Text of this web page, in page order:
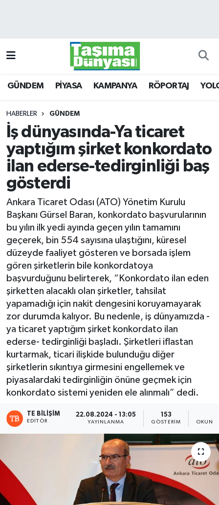
GÜNDEM PİYASA KAMPANYA RÖPORTAJ
HABERLER GÜNDEM
İş dünyasında-Ya ticaret
yaptığım şirket konkordato
ilan ederse-tedirginliği baş
gösterdi
Ankara Ticaret Odası (ATO) Yönetim Kurulu
Başkanı Gürsel Baran, konkordato başvurularının
bu yılın ilk yedi ayında geçen yılın tamamını
geçerek, bin 554 sayısına ulaştığını, küresel
düzeyde faaliyet gösteren ve borsada işlem
gören şirketlerin bile konkordatoya
başvurduğunu belirterek, “Konkordato ilan eden
şirketten alacaklı olan şirketler, tahsilat
yapamadığı için nakit dengesini koruyamayarak
zor durumda kalıyor. Bu nedenle, iş dünyamızda -
ya ticaret yaptığım şirket konkordato ilan
ederse- tedirginliği başladı. Şirketleri iflastan
kurtarmak, ticari ilişkide bulunduğu diğer
şirketlerin sıkıntıya girmesini engellemek ve
piyasalardaki tedirginliğin önüne geçmek için
konkordato sistemi yeniden ele alınmalı” dedi.
TE BILIŞIM
EDITÖR
22.08.2024 - 13:05
YAYINLANMA
153
GÖSTERIM
KAMPANYA
RÖPORTAJ
YOLCU TAŞIMA
LOJİSTİK
E-GAZETE
TAŞITLAR
Trafik Durumu
Süper Lig Puan Durumu ve Fikstür
Tüm Manşetler
Son Dakika Haberleri
Haber Arşivi